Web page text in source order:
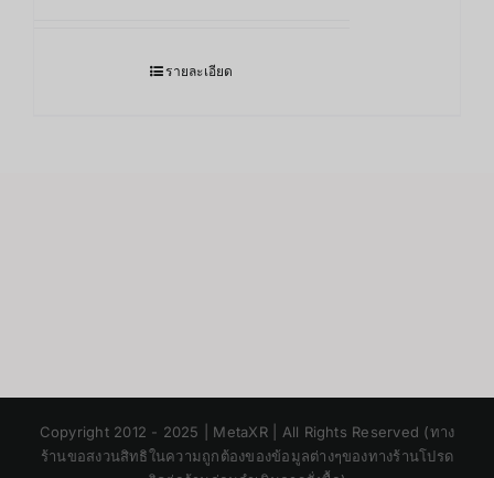
รายละเอียด
Copyright 2012 - 2025 | MetaXR | All Rights Reserved (ทาง
ร้านขอสงวนสิทธิในความถูกต้องของข้อมูลต่างๆของทางร้านโปรด